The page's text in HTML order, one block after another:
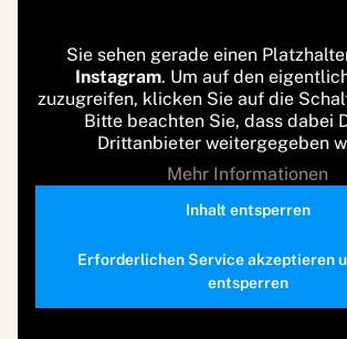
Sie sehen gerade einen
Instagram. Um auf den
zuzugreifen, klicken Sie auf die
Bitte beachten Sie, dass dabei
Drittanbieter weitergegeben
Mehr Informationen
Inhalt entsperren
Erforderlichen Service akzeptieren
entsperren